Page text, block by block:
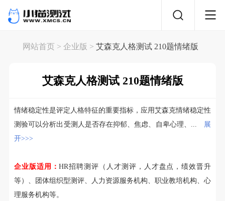
网站首页 > 企业版 > 艾森克人格测试 210题情绪版
艾森克人格测试 210题情绪版
情绪稳定性是评定人格特征的重要指标，应用艾森克情绪稳定性
测验可以分析出受测人是否存在抑郁、焦虑、自卑心理、...
展
开>>>
企业版适用：HR招聘测评（人才测评，人才盘点，绩效晋升
等）、团体组织型测评、人力资源服务机构、职业教培机构、心
理服务机构等。